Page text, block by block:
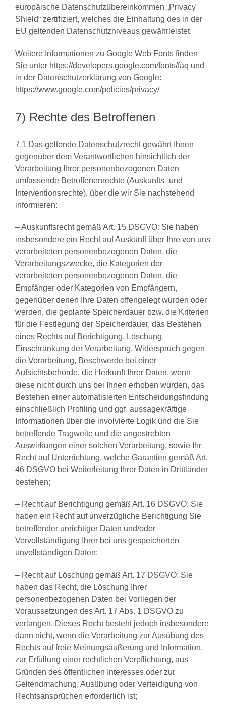
europäische Datenschutzübereinkommen „Privacy
Shield“ zertifiziert, welches die Einhaltung des in der
EU geltenden Datenschutzniveaus gewährleistet.
Weitere Informationen zu Google Web Fonts finden
Sie unter https://developers.google.com/fonts/faq und
in der Datenschutzerklärung von Google:
https://www.google.com/policies/privacy/
7) Rechte des Betroffenen
7.1 Das geltende Datenschutzrecht gewährt Ihnen
gegenüber dem Verantwortlichen hinsichtlich der
Verarbeitung Ihrer personenbezogenen Daten
umfassende Betroffenenrechte (Auskunfts- und
Interventionsrechte), über die wir Sie nachstehend
informieren:
– Auskunftsrecht gemäß Art. 15 DSGVO: Sie haben
insbesondere ein Recht auf Auskunft über Ihre von uns
verarbeiteten personenbezogenen Daten, die
Verarbeitungszwecke, die Kategorien der
verarbeiteten personenbezogenen Daten, die
Empfänger oder Kategorien von Empfängern,
gegenüber denen Ihre Daten offengelegt wurden oder
werden, die geplante Speicherdauer bzw. die Kriterien
für die Festlegung der Speicherdauer, das Bestehen
eines Rechts auf Berichtigung, Löschung,
Einschränkung der Verarbeitung, Widerspruch gegen
die Verarbeitung, Beschwerde bei einer
Aufsichtsbehörde, die Herkunft Ihrer Daten, wenn
diese nicht durch uns bei Ihnen erhoben wurden, das
Bestehen einer automatisierten Entscheidungsfindung
einschließlich Profiling und ggf. aussagekräftige
Informationen über die involvierte Logik und die Sie
betreffende Tragweite und die angestrebten
Auswirkungen einer solchen Verarbeitung, sowie Ihr
Recht auf Unterrichtung, welche Garantien gemäß Art.
46 DSGVO bei Weiterleitung Ihrer Daten in Drittländer
bestehen;
– Recht auf Berichtigung gemäß Art. 16 DSGVO: Sie
haben ein Recht auf unverzügliche Berichtigung Sie
betreffender unrichtiger Daten und/oder
Vervollständigung Ihrer bei uns gespeicherten
unvollständigen Daten;
– Recht auf Löschung gemäß Art. 17 DSGVO: Sie
haben das Recht, die Löschung Ihrer
personenbezogenen Daten bei Vorliegen der
Voraussetzungen des Art. 17 Abs. 1 DSGVO zu
verlangen. Dieses Recht besteht jedoch insbesondere
dann nicht, wenn die Verarbeitung zur Ausübung des
Rechts auf freie Meinungsäußerung und Information,
zur Erfüllung einer rechtlichen Verpflichtung, aus
Gründen des öffentlichen Interesses oder zur
Geltendmachung, Ausübung oder Verteidigung von
Rechtsansprüchen erforderlich ist;